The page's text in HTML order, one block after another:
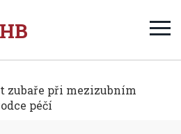
zubaře při mezizubním
péčí